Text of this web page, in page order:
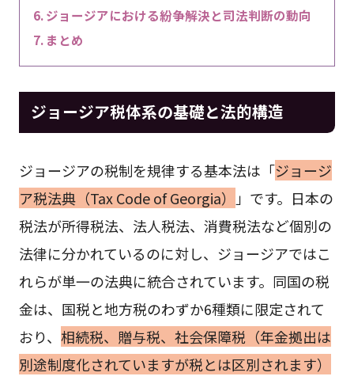
ジョージアにおける紛争解決と司法判断の動向
まとめ
ジョージア税体系の基礎と法的構造
ジョージアの税制を規律する基本法は「ジョージ
ア税法典（Tax Code of Georgia）
」です。日本の
税法が所得税法、法人税法、消費税法など個別の
法律に分かれているのに対し、ジョージアではこ
れらが単一の法典に統合されています。同国の税
金は、国税と地方税のわずか6種類に限定されて
おり、 相続税、贈与税、社会保障税（年金拠出は
別途制度化されていますが税とは区別されます）